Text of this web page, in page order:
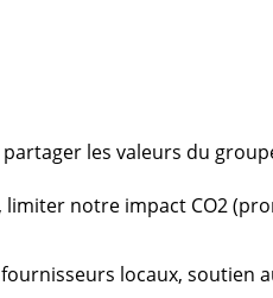
les valeurs du
notre impact CO2
locaux, soutien